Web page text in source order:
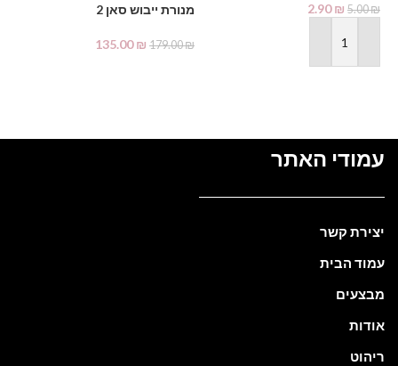
5.00₪
2.90₪
הוספה לסל
מנורת ייבוש סאן 2
179.00₪
135.00₪
עמודי האתר
יצירת קשר
עמוד הבית
מבצעים
אודות
ריהוט